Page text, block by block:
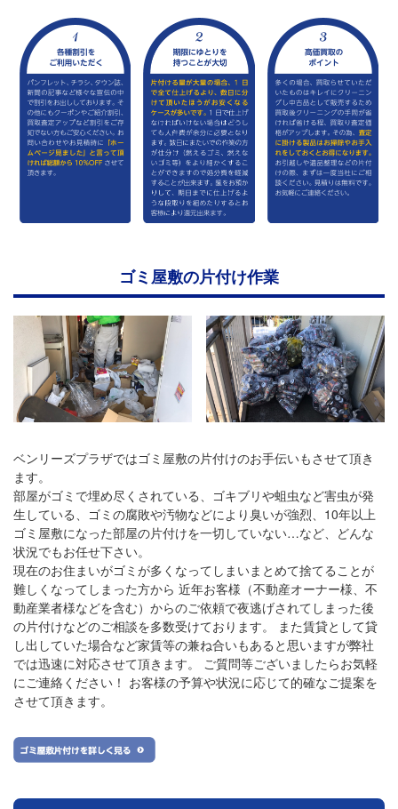
ゴミ屋敷の片付け作業
ベンリーズプラザではゴミ屋敷の片付けのお手伝いもさせて頂き
ます。
部屋がゴミで埋め尽くされている、ゴキブリや蛆虫など害虫が発
生している、ゴミの腐敗や汚物などにより臭いが強烈、10年以上
ゴミ屋敷になった部屋の片付けを一切していない…など、どんな
状況でもお任せ下さい。
現在のお住まいがゴミが多くなってしまいまとめて捨てることが
難しくなってしまった方から 近年お客様（不動産オーナー様、不
動産業者様などを含む）からのご依頼で夜逃げされてしまった後
の片付けなどのご相談を多数受けております。 また賃貸として貸
し出していた場合など家賃等の兼ね合いもあると思いますが弊社
では迅速に対応させて頂きます。 ご質問等ございましたらお気軽
にご連絡ください！ お客様の予算や状況に応じて的確なご提案を
させて頂きます。